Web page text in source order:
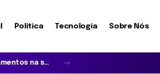
Politica Tecnologia Sobre Nós
Quando o idoso não reconhece a família e acredita em impostores: entenda a síndrome de Capgras